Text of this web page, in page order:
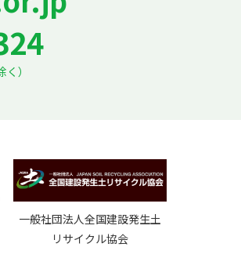
）
一般社団法人全国建設発生土
リサイクル協会